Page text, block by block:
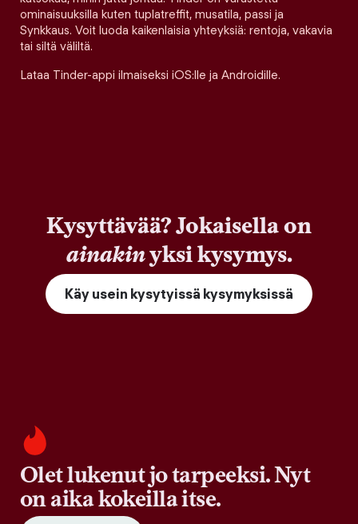
ominaisuuksilla kuten tuplatreffit, musatila, passi ja
Synkkaus. Voit luoda kaikenlaisia yhteyksiä: rentoja, vakavia
tai siltä väliltä.
Lataa Tinder-appi ilmaiseksi iOS:lle ja Androidille.
Kysyttävää? Jokaisella on
ainakinyksi kysymys.
Käy usein kysytyissä kysymyksissä
Olet lukenut jo tarpeeksi. Nyt
on aika kokeilla itse.